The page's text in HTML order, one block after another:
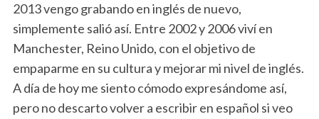
2013 vengo grabando en inglés de nuevo,
simplemente salió así. Entre 2002 y 2006 viví en
Manchester, Reino Unido, con el objetivo de
empaparme en su cultura y mejorar mi nivel de inglés.
A día de hoy me siento cómodo expresándome así,
pero no descarto volver a escribir en español si veo